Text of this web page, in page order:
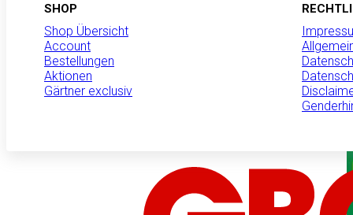
steht eine
zur Verfügung,
Mehr erfahren
SHOP
Shop Übersicht
Account
Bestellungen
Aktionen
Gärtner exclusiv